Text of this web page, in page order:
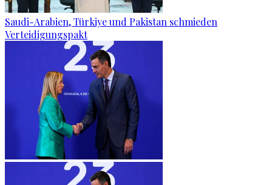
Saudi-Arabien, Türkiye und Pakistan schmieden
Verteidigungspakt